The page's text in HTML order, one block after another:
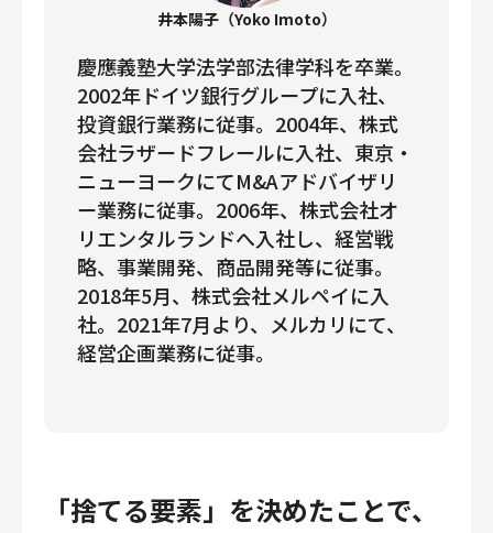
井本陽子（Yoko Imoto）
慶應義塾大学法学部法律学科を卒業。
2002年ドイツ銀⾏グループに入社、
投資銀行業務に従事。2004年、株式
会社ラザードフレールに入社、東京・
ニューヨークにてM&Aアドバイザリ
ー業務に従事。2006年、株式会社オ
リエンタルランドへ入社し、経営戦
略、事業開発、商品開発等に従事。
2018年5月、株式会社メルペイに入
社。2021年7月より、メルカリにて、
経営企画業務に従事。
「捨てる要素」を決めたことで、